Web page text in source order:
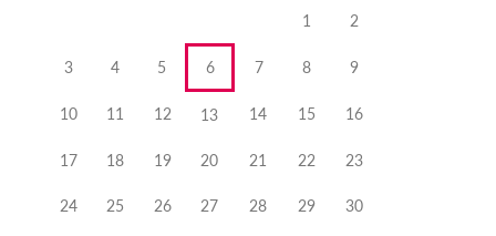
1 2
3 4 5 6 7 8 9
10 11 12 13 14 15 16
17 18 19 20 21 22 23
24 25 26 27 28 29 30